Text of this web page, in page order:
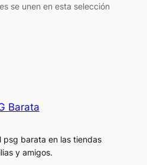
se unen en esta selección
Barata
psg barata en las tiendas
y amigos.